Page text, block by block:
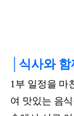
│식사와
1부 일정을 마
여 맛있는 음